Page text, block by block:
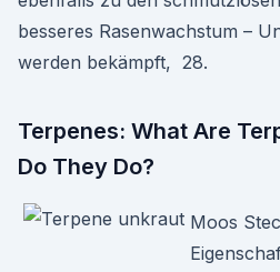
besseres Rasenwachstum –
werden bekämpft, 28.
Terpenes: What Are
Do They Do?
Moos